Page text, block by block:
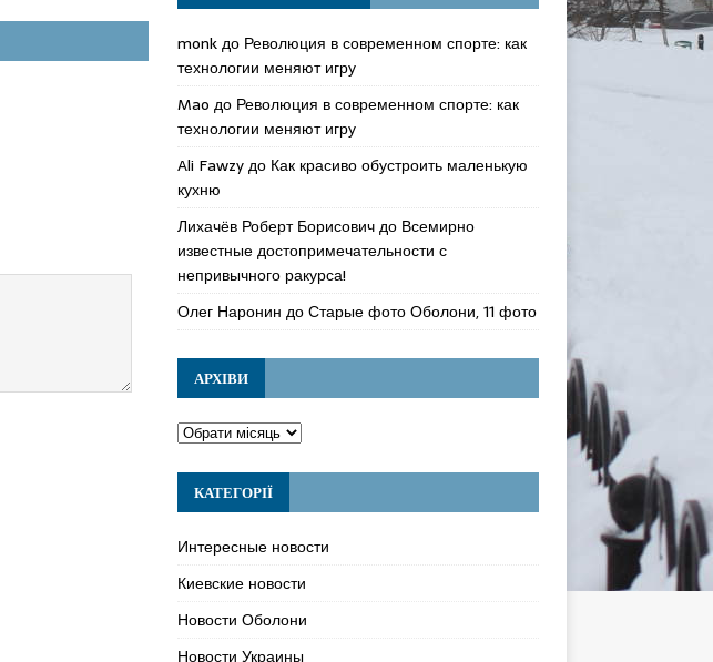
monkдо Революция в современном спорте: как
технологии меняют игру
Mao до Революция в современном спорте: как
технологии меняют игру
Ali Fawzyдо Как красиво обустроить маленькую
кухню
Лихачёв Роберт Борисовичдо Всемирно
известные достопримечательности с
непривычного ракурса!
Олег Наронин доСтарые фото Оболони, 11 фото
АРХІВИ
КАТЕГОРІЇ
Интересные новости
Киевские новости
Новости Оболони
Новости Украины